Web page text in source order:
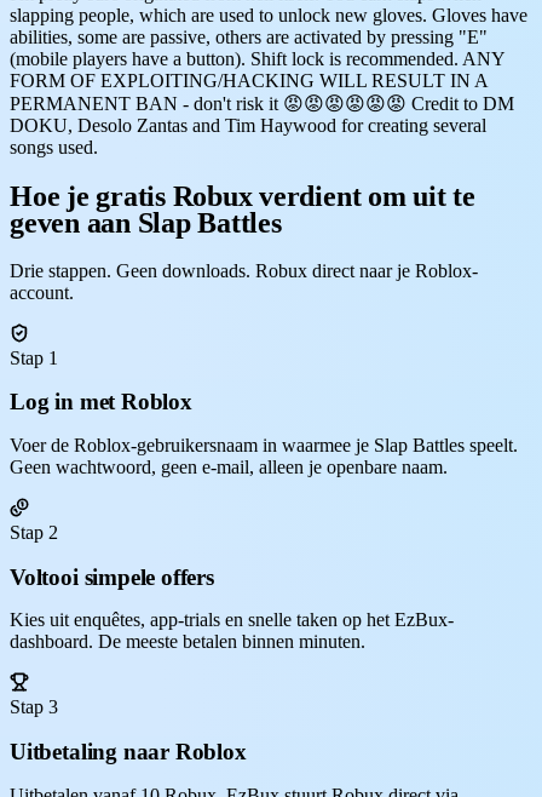
slapping people, which are used to unlock new gloves. Gloves have
abilities, some are passive, others are activated by pressing "E"
(mobile players have a button). Shift lock is recommended. ANY
FORM OF EXPLOITING/HACKING WILL RESULT IN A
PERMANENT BAN - don't risk it 😡😡😡😡😡😡 Credit to DM
DOKU, Desolo Zantas and Tim Haywood for creating several
songs used.
Hoe je gratis Robux verdient om uit te
geven aan Slap Battles
Drie stappen. Geen downloads. Robux direct naar je Roblox-
account.
Stap 1
Log in met Roblox
Voer de Roblox-gebruikersnaam in waarmee je Slap Battles speelt.
Geen wachtwoord, geen e-mail, alleen je openbare naam.
Stap 2
Voltooi simpele offers
Kies uit enquêtes, app-trials en snelle taken op het EzBux-
dashboard. De meeste betalen binnen minuten.
Stap 3
Uitbetaling naar Roblox